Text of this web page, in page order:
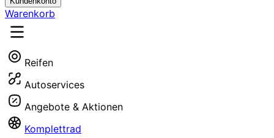
Warenkorb
Reifen
Autoservices
Angebote & Aktionen
Komplettrad